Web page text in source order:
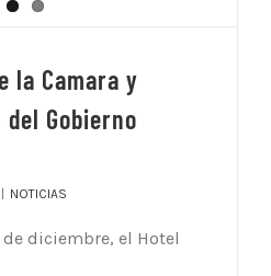
la Camara y
Gobierno
| NOTICIAS
de diciembre, el Hotel